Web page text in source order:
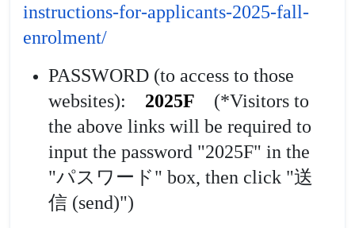
instructions-for-applicants-2025-fall-
enrolment/
PASSWORD (to access to those
websites): 2025F (*Visitors to
the above links will be required to
input the password "2025F" in the
"パスワード" box, then click "送
信 (send)")